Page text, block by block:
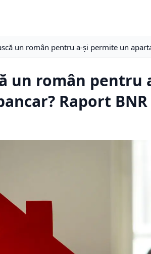
un român pentru a-și permite un
un român pentru
Raport BNR